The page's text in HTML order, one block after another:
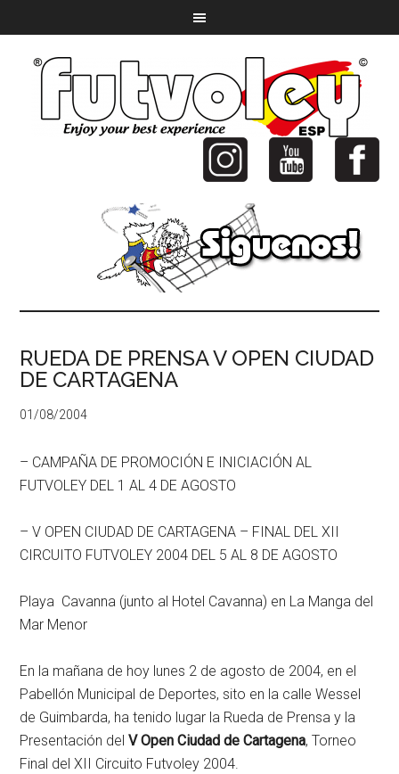
RUEDA DE PRENSA V OPEN CIUDAD
DE CARTAGENA
01/08/2004
– CAMPAÑA DE PROMOCIÓN E INICIACIÓN AL
FUTVOLEY DEL 1 AL 4 DE AGOSTO
– V OPEN CIUDAD DE CARTAGENA – FINAL DEL XII
CIRCUITO FUTVOLEY 2004 DEL 5 AL 8 DE AGOSTO
Playa Cavanna (junto al Hotel Cavanna) en La Manga del
Mar Menor
En la mañana de hoy lunes 2 de agosto de 2004, en el
Pabellón Municipal de Deportes, sito en la calle Wessel
de Guimbarda, ha tenido lugar la Rueda de Prensa y la
Presentación delV Open Ciudad de Cartagena, Torneo
Final del XII Circuito Futvoley 2004.